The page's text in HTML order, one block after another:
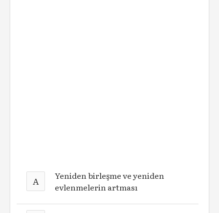
A
Yeniden birleşme ve yeniden
evlenmelerin artması